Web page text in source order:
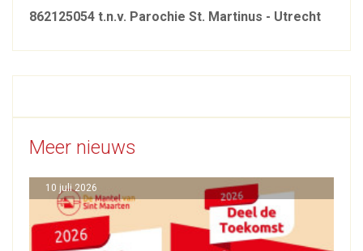
862125054 t.n.v. Parochie St. Martinus - Utrecht
Meer nieuws
10 juli 2026